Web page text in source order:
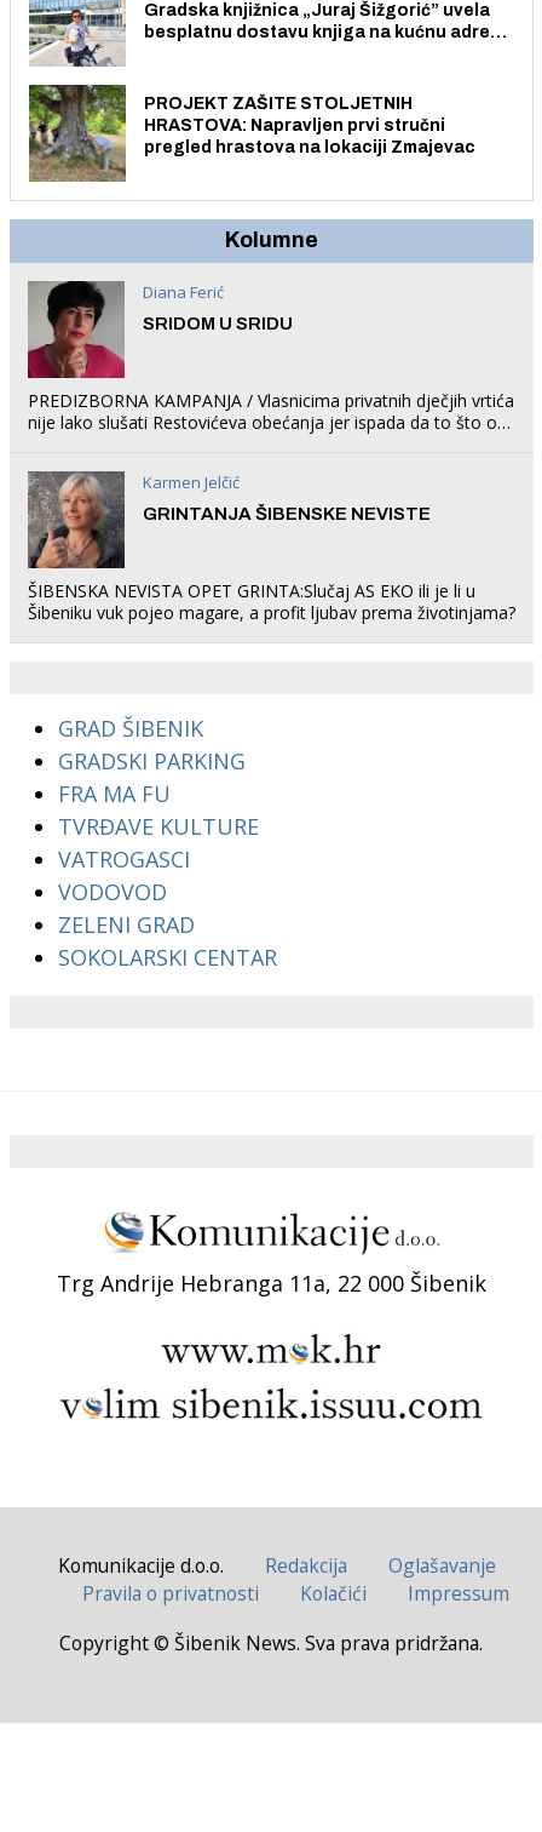
Gradska knjižnica „Juraj Šižgorić” uvela
besplatnu dostavu knjiga na kućnu adresu
PROJEKT ZAŠITE STOLJETNIH
HRASTOVA: Napravljen prvi stručni
pregled hrastova na lokaciji Zmajevac
Kolumne
Diana Ferić
SRIDOM U SRIDU
PREDIZBORNA KAMPANJA / Vlasnicima privatnih dječjih vrtića
nije lako slušati Restovićeva obećanja jer ispada da to što oni
Karmen Jelčić
GRINTANJA ŠIBENSKE NEVISTE
ŠIBENSKA NEVISTA OPET GRINTA:Slučaj AS EKO ili je li u
Šibeniku vuk pojeo magare, a profit ljubav prema životinjama?
GRAD ŠIBENIK
GRADSKI PARKING
FRA MA FU
TVRĐAVE KULTURE
VATROGASCI
VODOVOD
ZELENI GRAD
SOKOLARSKI CENTAR
Trg Andrije Hebranga 11a, 22 000 Šibenik
Komunikacije d.o.o. Redakcija
Oglašavanje
Pravila o privatnosti
Kolačići
Impressum
Copyright © Šibenik News. Sva prava pridržana.